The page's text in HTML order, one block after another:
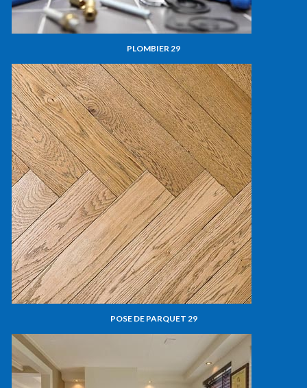
PLOMBIER 29
POSE DE PARQUET 29